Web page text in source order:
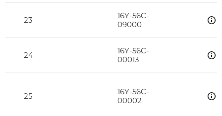
23
16Y-56C-
09000
24
16Y-56C-
00013
25
16Y-56C-
00002